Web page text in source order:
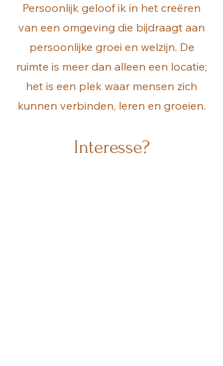
Persoonlijk geloof ik in het creëren
van een omgeving die bijdraagt aan
persoonlijke groei en welzijn. De
ruimte is meer dan alleen een locatie;
het is een plek waar mensen zich
kunnen verbinden, leren en groeien.
Interesse?